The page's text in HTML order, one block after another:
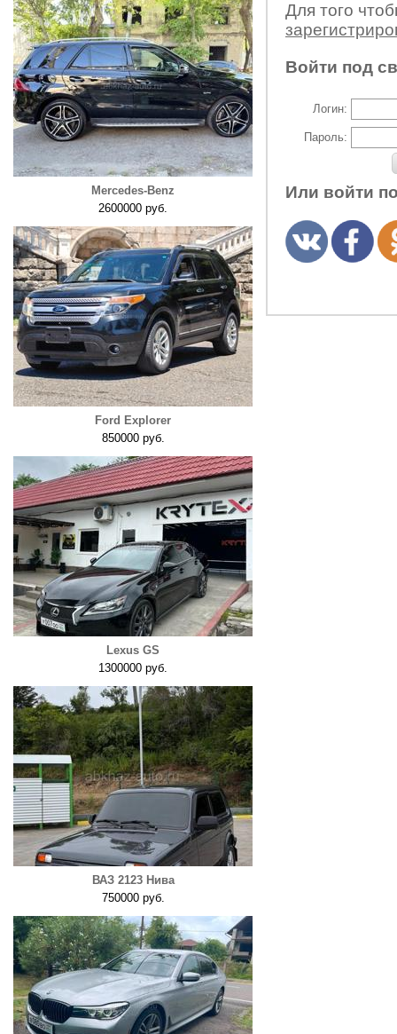
Mercedes-Benz
2600000 руб.
Ford Explorer
850000 руб.
Lexus GS
1300000 руб.
ВАЗ 2123 Нива
750000 руб.
Для того
Войти под
Логин:
Пароль:
Или войти